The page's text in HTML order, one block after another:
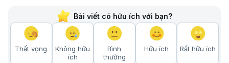
Bài viết có hữu ích với bạn?
Thất vọng
Không hữu
ích
Bình
thường
Hữu ích Rất hữu ích